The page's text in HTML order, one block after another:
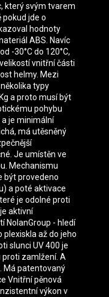
který svým tvarem
jde o
hodnoty
ABS. Navíc
-30°C do 120°C,
vnitřní části
helmy. Mezi
typy
a proto musí být
pohybu
a je minimální
má utěsněný
Je umístěn ve
Mechanismu
být provedeno
a poté aktivace
je odolné proti
aktivní
NolanGroup - hledí
plexiskla až do jeho
slunci UV 400 je
proti zamlžení. A
Má patentovaný
Vnitřní pěnová
výkon v